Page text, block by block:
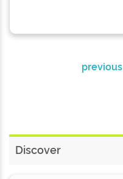
previous
Discover